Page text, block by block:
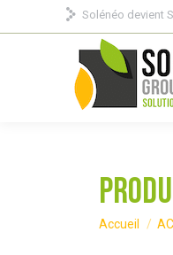
Solénéo devient
Vous êtes
Accueil